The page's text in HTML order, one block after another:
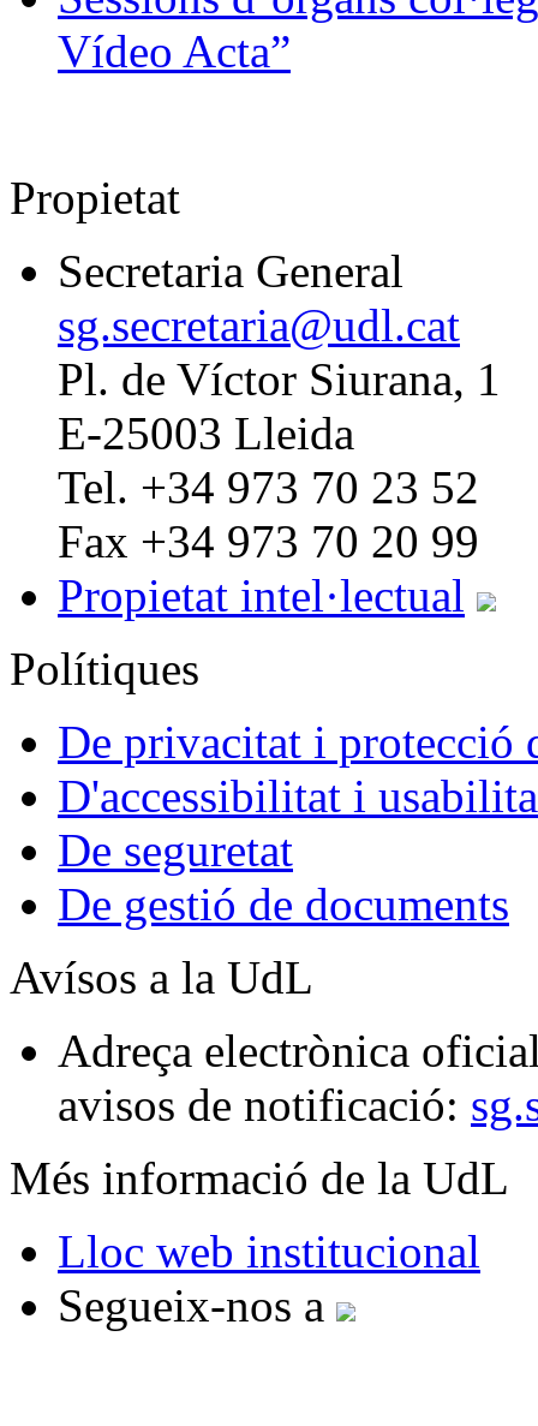
Vídeo Acta”
Propietat
Secretaria General
sg.secretaria@udl.cat
Pl. de Víctor Siurana, 1
E-25003 Lleida
Tel. +34 973 70 23 52
Fax +34 973 70 20 99
Propietat intel·lectual
Polítiques
De privacitat i protecció
D'accessibilitat i
De seguretat
De gestió de documents
Avísos a la UdL
Adreça electrònica
avisos de notificació:
Més informació de la UdL
Lloc web institucional
Segueix-nos a